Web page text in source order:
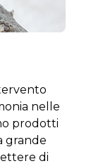
nelle
prodotti
grande
di